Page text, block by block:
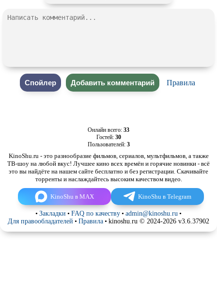
Правила
Онлайн всего: 33
Гостей: 30
Пользователей: 3
KinoShu.ru - это разнообразие фильмов, сериалов, мультфильмов, а также
ТВ-шоу на любой вкус! Лучшее кино всех времён и горячие новинки - всё
это вы найдёте на нашем сайте бесплатно и без регистрации. Скачивайте
торренты и наслаждайтесь высоким качеством видео.
KinoShu в MAX KinoShu в Telegram
• Закладки • FAQ по качеству • admin@kinoshu.ru •
Для правообладателей • Правила • kinoshu.ru © 2024-2026 v3.6.37902